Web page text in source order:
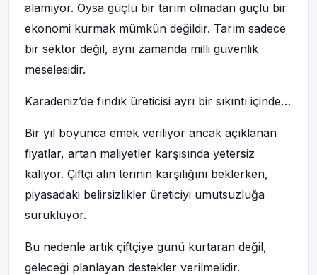
alamıyor. Oysa güçlü bir tarım olmadan güçlü bir
ekonomi kurmak mümkün değildir. Tarım sadece
bir sektör değil, aynı zamanda milli güvenlik
meselesidir.
Karadeniz’de fındık üreticisi ayrı bir sıkıntı içinde…
Bir yıl boyunca emek veriliyor ancak açıklanan
fiyatlar, artan maliyetler karşısında yetersiz
kalıyor. Çiftçi alın terinin karşılığını beklerken,
piyasadaki belirsizlikler üreticiyi umutsuzluğa
sürüklüyor.
Bu nedenle artık çiftçiye günü kurtaran değil,
geleceği planlayan destekler verilmelidir.